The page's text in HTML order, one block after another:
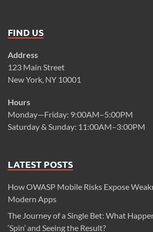
FIND US
Address
123 Main Street
New York, NY 10001
Hours
Monday—Friday: 9:00AM–5:00PM
Saturday & Sunday: 11:00AM–3:00PM
LATEST POSTS
How OWASP Mobile Risks Expose
Modern Apps
The Journey of a Single Bet: What
‘Spin’ and Seeing the Result?